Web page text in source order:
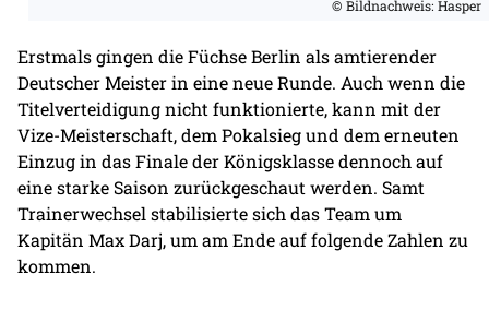
© Bildnachweis: Hasper
Erstmals gingen die Füchse Berlin als amtierender
Deutscher Meister in eine neue Runde. Auch wenn die
Titelverteidigung nicht funktionierte, kann mit der
Vize-Meisterschaft, dem Pokalsieg und dem erneuten
Einzug in das Finale der Königsklasse dennoch auf
eine starke Saison zurückgeschaut werden. Samt
Trainerwechsel stabilisierte sich das Team um
Kapitän Max Darj, um am Ende auf folgende Zahlen zu
kommen.